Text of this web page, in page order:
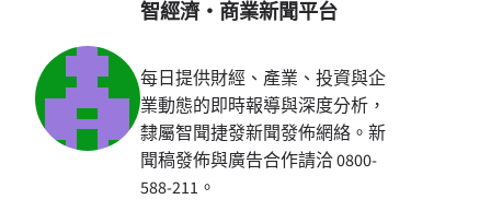
智經濟・商業新聞平台
每日提供財經、產業、投資與企
業動態的即時報導與深度分析，
隸屬智聞捷發新聞發佈網絡。新
聞稿發佈與廣告合作請洽 0800-
588-211。